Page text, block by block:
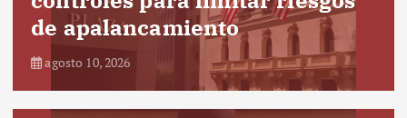
de apalancamiento
agosto 10, 2026